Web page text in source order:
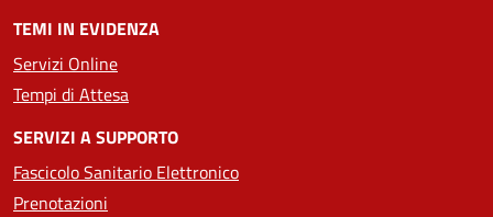
TEMI IN EVIDENZA
Servizi Online
Tempi di Attesa
SERVIZI A SUPPORTO
Fascicolo Sanitario Elettronico
Prenotazioni